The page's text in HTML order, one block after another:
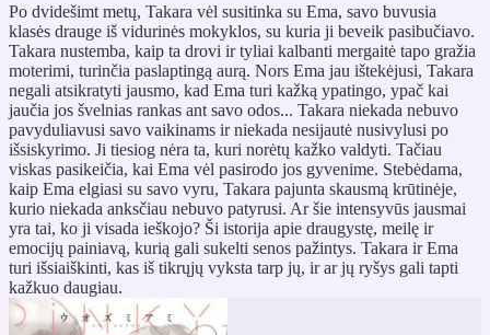
Po dvidešimt metų, Takara vėl susitinka su Ema, savo buvusia
klasės drauge iš vidurinės mokyklos, su kuria ji beveik pasibučiavo.
Takara nustemba, kaip ta drovi ir tyliai kalbanti mergaitė tapo gražia
moterimi, turinčia paslaptingą aurą. Nors Ema jau ištekėjusi, Takara
negali atsikratyti jausmo, kad Ema turi kažką ypatingo, ypač kai
jaučia jos švelnias rankas ant savo odos... Takara niekada nebuvo
pavyduliavusi savo vaikinams ir niekada nesijautė nusivylusi po
išsiskyrimo. Ji tiesiog nėra ta, kuri norėtų kažko valdyti. Tačiau
viskas pasikeičia, kai Ema vėl pasirodo jos gyvenime. Stebėdama,
kaip Ema elgiasi su savo vyru, Takara pajunta skausmą krūtinėje,
kurio niekada anksčiau nebuvo patyrusi. Ar šie intensyvūs jausmai
yra tai, ko ji visada ieškojo? Ši istorija apie draugystę, meilę ir
emocijų painiavą, kurią gali sukelti senos pažintys. Takara ir Ema
turi išsiaiškinti, kas iš tikrųjų vyksta tarp jų, ir ar jų ryšys gali tapti
kažkuo daugiau.